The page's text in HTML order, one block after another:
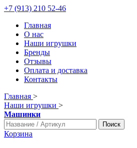
+7 (913) 210 52-46
Главная
О нас
Наши игрушки
Бренды
Отзывы
Оплата и доставка
Контакты
Главная >
Наши игрушки >
Машинки
Поиск
Корзина